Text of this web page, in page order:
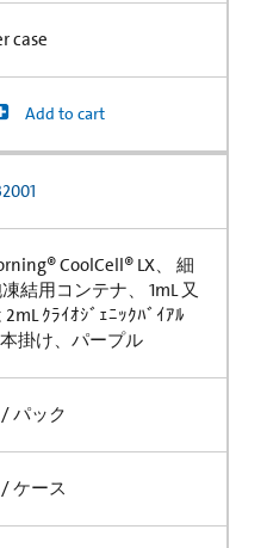
case
Add to cart
CoolCell® LX、 細
結用コンテナ、 1mL 又
2mL ｸﾗｲｵｼﾞｪﾆｯｸﾊﾞｲｱﾙ
掛け、パープル
/ パック
/ ケース